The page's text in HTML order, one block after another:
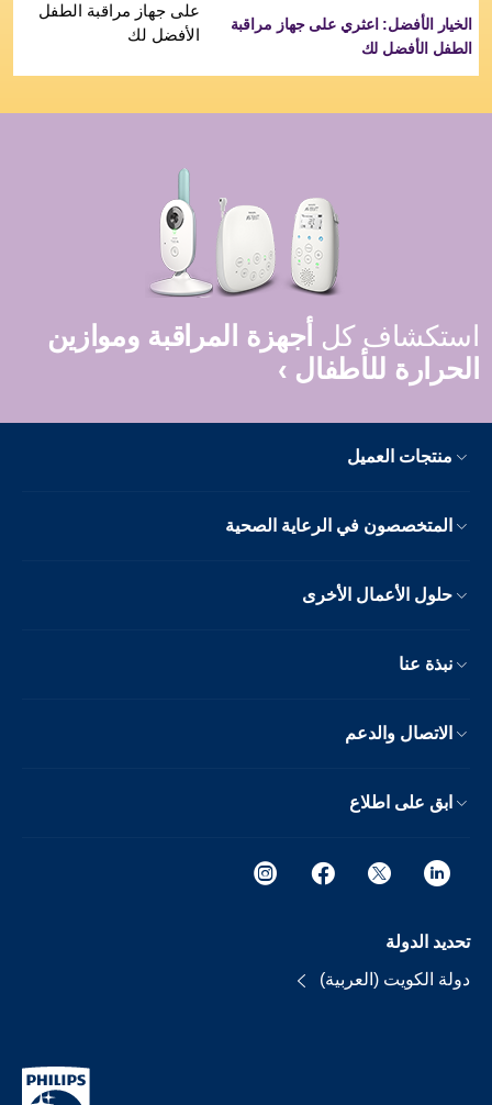
الخيار الأفضل: اعثري على جهاز مراقبة
الطفل الأفضل لك
استكشاف كل أجهزة المراقبة وموازين
الحرارة للأطفال ›
منتجات العميل
المتخصصون في الرعاية الصحية
حلول الأعمال الأخرى
نبذة عنا
الاتصال والدعم
ابق على اطلاع
تحديد الدولة
دولة الكويت (العربية)